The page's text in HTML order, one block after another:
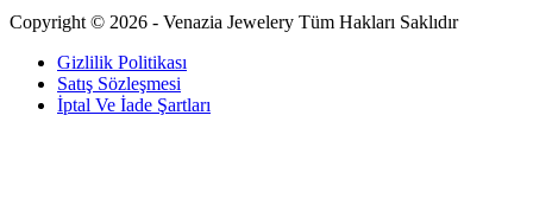
Copyright © 2026 - Venazia Jewelery Tüm Hakları Saklıdır
Gizlilik Politikası
Satış Sözleşmesi
İptal Ve İade Şartları